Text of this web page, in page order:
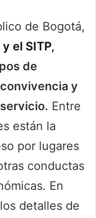
de Bogotá,
el SITP,
de
y
Entre
están la
por lugares
conductas
En
detalles de